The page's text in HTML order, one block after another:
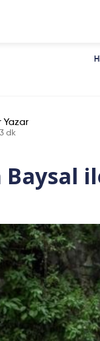
Yazar
3 dk